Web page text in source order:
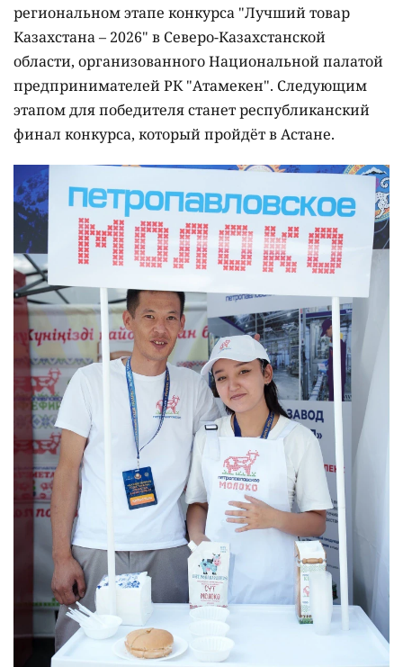
региональном этапе конкурса "Лучший товар
Казахстана – 2026" в Северо-Казахстанской
области, организованного Национальной палатой
предпринимателей РК "Атамекен". Следующим
этапом для победителя станет республиканский
финал конкурса, который пройдёт в Астане.